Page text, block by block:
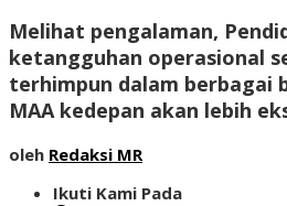
Melihat pengalaman,
ketangguhan operasional
terhimpun dalam berbagai
MAA kedepan akan lebih
oleh Redaksi MR
Ikuti Kami Pada